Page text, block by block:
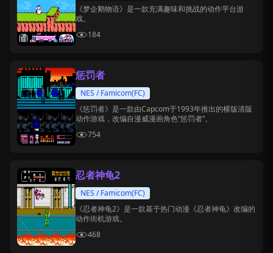
《梦企鹅物语》是一款充满趣味和挑战的动作平台游
戏。
184
惩罚者
NES / Famicom(FC)
《惩罚者》是一款由Capcom于1993年推出的横版清版
动作游戏，改编自漫威漫画角色“惩罚者”。
754
忍者神龟2
NES / Famicom(FC)
《忍者神龟2》是一款基于热门动漫《忍者神龟》改编的
动作街机游戏。
468